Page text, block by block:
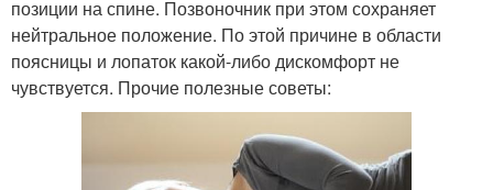
позиции на спине. Позвоночник при этом сохраняет
нейтральное положение. По этой причине в области
поясницы и лопаток какой-либо дискомфорт не
чувствуется. Прочие полезные советы: